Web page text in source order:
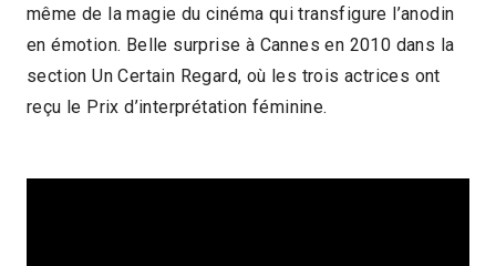
même de la magie du cinéma qui transfigure l’anodin
en émotion. Belle surprise à Cannes en 2010 dans la
section Un Certain Regard, où les trois actrices ont
reçu le Prix d’interprétation féminine.